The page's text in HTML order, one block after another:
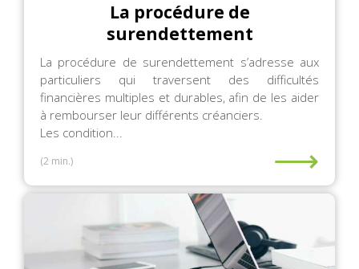
La procédure de
surendettement
La procédure de surendettement s’adresse aux
particuliers qui traversent des difficultés
financières multiples et durables, afin de les aider
à rembourser leur différents créanciers.
Les condition...
(2 min.) ⟶